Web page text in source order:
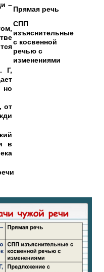
–
Прямая речь
СПП
изъяснительные
с косвенной
речью с
изменениями
Г,
от
в